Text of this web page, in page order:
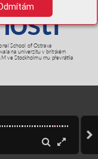
os
l School of Ostrava
val a na univerzitu v britském
ve Stockholmu mu převrá la